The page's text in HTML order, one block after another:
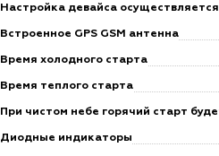
Настройка девайса осуществляется
Встроенное GPS GSM антенна
Время холодного старта
Время теплого старта
При чистом небе горячий старт
Диодные индикаторы